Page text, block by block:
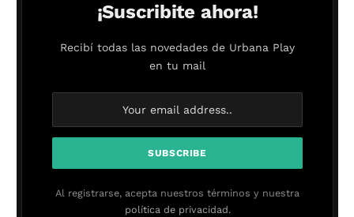
¡Suscribite ahora!
Recibí todas las novedades de Urbana Play
en tu mail
Al registrarse, acepta nuestros términos y nuestra
política de privacidad.